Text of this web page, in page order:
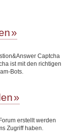
Captcha
ist mit den richtigen
Bots.
erstellt werden
Zugriff haben.